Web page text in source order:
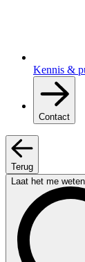
Kennis &
Contact
Terug
Laat het me